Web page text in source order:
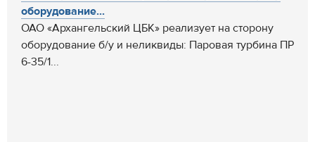
оборудование...
ОАО «Архангельский ЦБК» реализует на сторону
оборудование б/у и неликвиды: Паровая турбина ПР
6-35/1...